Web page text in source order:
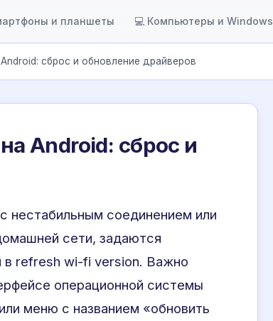
и планшеты 💻 Компьютеры и Windows
сброс и обновление драйверов
Android: сброс и
нестабильным соединением или
сети, задаются
в refresh wi-fi version. Важно
операционной системы
меню с названием «обновить